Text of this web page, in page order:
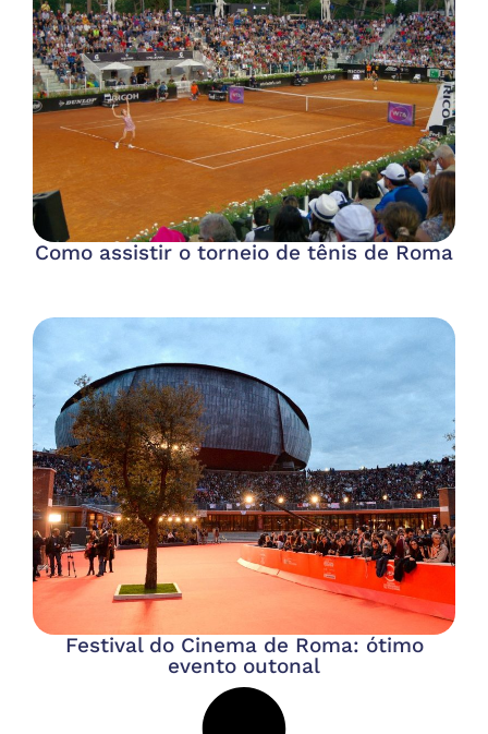
Como assistir o torneio de tênis de Roma
Festival do Cinema de Roma: ótimo
evento outonal